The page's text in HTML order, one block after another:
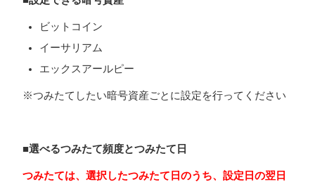
ビットコイン
イーサリアム
エックスアールピー
※つみたてしたい暗号資産ごとに設定を行ってください
■選べるつみたて頻度とつみたて日
つみたては、選択したつみたて日のうち、設定日の翌日